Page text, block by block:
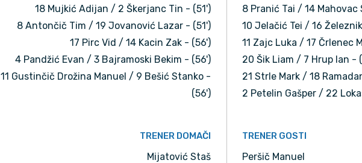
18 Mujkić Adijan / 2 Škerjanc Tin - (51')
8 Antončič Tim / 19 Jovanović Lazar - (51')
17 Pirc Vid / 14 Kacin Zak - (56')
4 Pandžić Evan / 3 Bajramoski Bekim - (56')
11 Gustinčič Drožina Manuel / 9 Bešić Stanko -
(56')
8 Pranić Tai / 14 Mahovac
10 Jelačić Tei / 16
11 Zajc Luka / 17 Črlenec
20 Šik Liam / 7 Hrup Ian -
21 Strle Mark / 18
2 Petelin Gašper / 22
TRENER DOMAČI
Mijatović Staš
TRENER GOSTI
Peršič Manuel